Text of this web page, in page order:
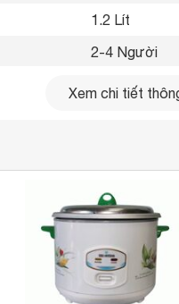
1.2 Lít
2-4 Người
Hợp kim
1D (Toả
Tiết kiệm
vệ sinh
1 mm
Xem chi tiết